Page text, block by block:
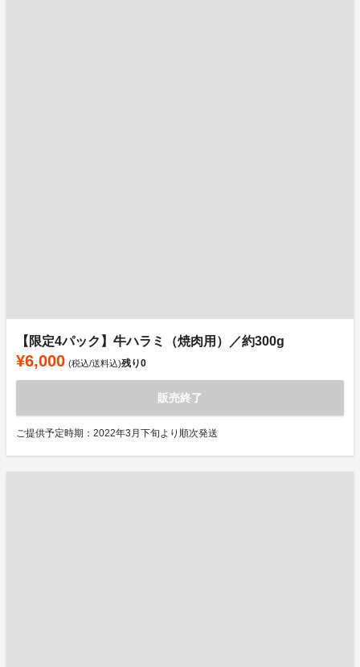
【限定4パック】牛ハラミ（焼肉用）／約300g
¥6,000 (税込/送料込)残り0
販売終了
ご提供予定時期：2022年3月下旬より順次発送